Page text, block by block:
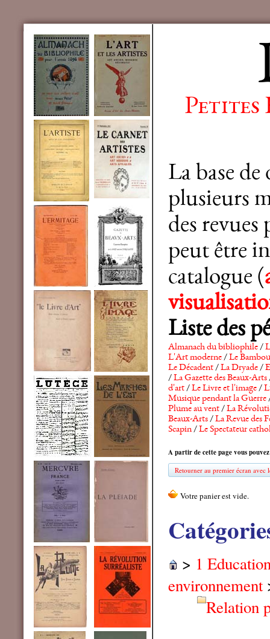
Petites
La base
plusieurs
des revues
peut être
catalogue (
Liste des
Almanach du bibliophile/
L'Art moderne/Le Bambou
Le Décadent/La Dryade/
/La Gazette des Beaux-Arts
d'art/Le Livre et l'image/
Musique pendant la Guerre
Plume au vent/La
Beaux-Arts/La Revue des
Scapin/Le Spectateur
A partir de cette page vous
Retourner au premier écran avec
> 1
environnement
Relation